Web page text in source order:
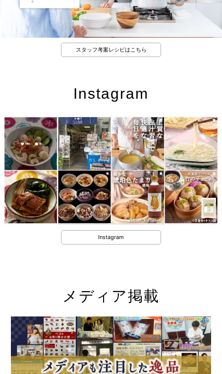
スタッフ考案レシピはこちら
Instagram
Instagram
メディア掲載